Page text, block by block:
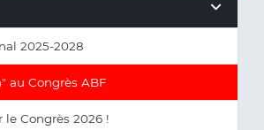
2025-2028
au Congrès ABF
le Congrès 2026 !